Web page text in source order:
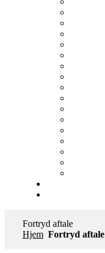
Fortryd aftale
Hjem Fortryd aftale